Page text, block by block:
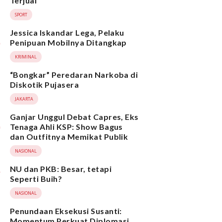
SPORT
Jessica Iskandar Lega, Pelaku
Penipuan Mobilnya Ditangkap
KRIMINAL
“Bongkar” Peredaran Narkoba di
Diskotik Pujasera
JAKARTA
Ganjar Unggul Debat Capres, Eks
Tenaga Ahli KSP: Show Bagus
dan Outfitnya Memikat Publik
NASIONAL
NU dan PKB: Besar, tetapi
Seperti Buih?
NASIONAL
Penundaan Eksekusi Susanti: